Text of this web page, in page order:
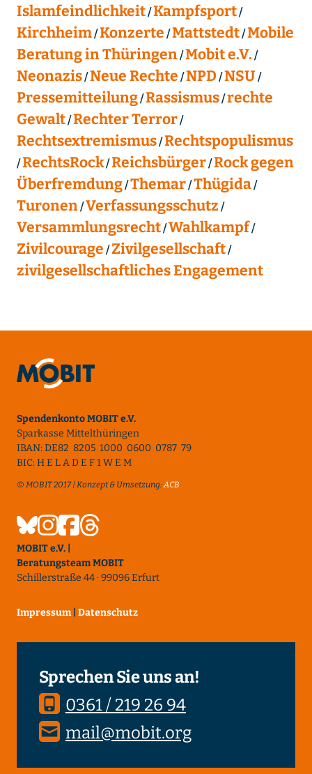
Islamfeindlichkeit Kampfsport
Kirchheim Konzerte Mattstedt Mobile
Beratung in Thüringen Mobit e.V.
Neonazis Neue Rechte NPD NSU
Pressemitteilung Rassismus rechte
Gewalt Rechter Terror
Rechtsextremismus Rechtspopulismus
RechtsRock Reichsbürger Rock gegen
Überfremdung Themar Thügida
Turonen Verfassungsschutz
Versammlungsrecht Wahlkampf
Zivilcourage Zivilgesellschaft
zivilgesellschaftliches Engagement
Spendenkonto MOBIT e.V.
Sparkasse Mittelthüringen
IBAN: DE82 8205 1000 0600 0787 79
BIC: H E L A D E F 1 W E M
© MOBIT 2017 | Konzept & Umsetzung:ACB
MOBIT e.V. |
Beratungsteam MOBIT
Schillerstraße 44 · 99096 Erfurt
Impressum Datenschutz
Sprechen Sie uns an!
0361 / 219 26 94
mail@mobit.org